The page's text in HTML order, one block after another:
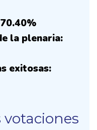
la plenaria:
exitosas:
votaciones